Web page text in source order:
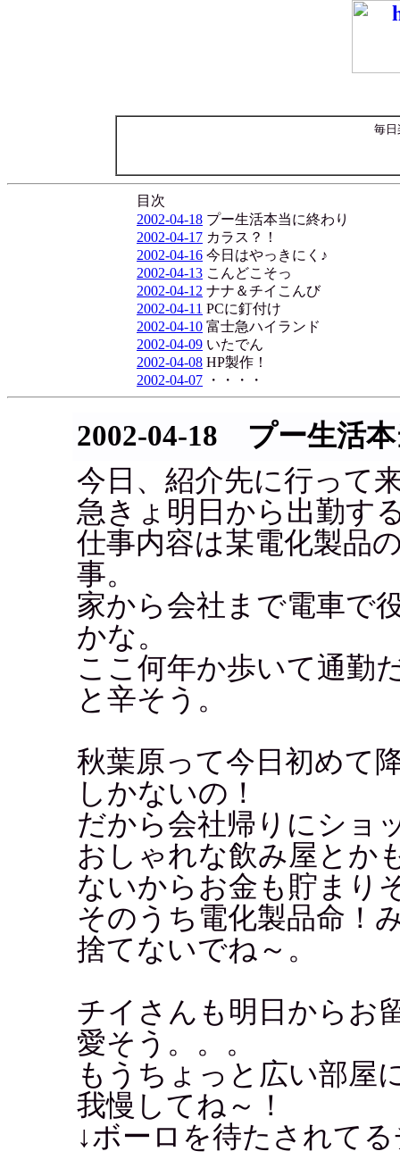
毎日
目次
2002-04-18 プー生活本当に終わり
2002-04-17 カラス？！
2002-04-16 今日はやっきにく♪
2002-04-13 こんどこそっ
2002-04-12 ナナ＆チイこんび
2002-04-11 PCに釘付け
2002-04-10 富士急ハイランド
2002-04-09 いたでん
2002-04-08 HP製作！
2002-04-07 ・・・・
2002-04-18 プー生活
今日、紹介先に行って
急きょ明日から出勤す
仕事内容は某電化製品
事。
家から会社まで電車で
かな。
ここ何年か歩いて通勤
と辛そう。
秋葉原って今日初めて
しかないの！
だから会社帰りにショ
おしゃれな飲み屋とか
ないからお金も貯まり
そのうち電化製品命！
捨てないでね～。
チイさんも明日からお
愛そう。。。
もうちょっと広い部屋
我慢してね～！
↓ボーロを待たされて